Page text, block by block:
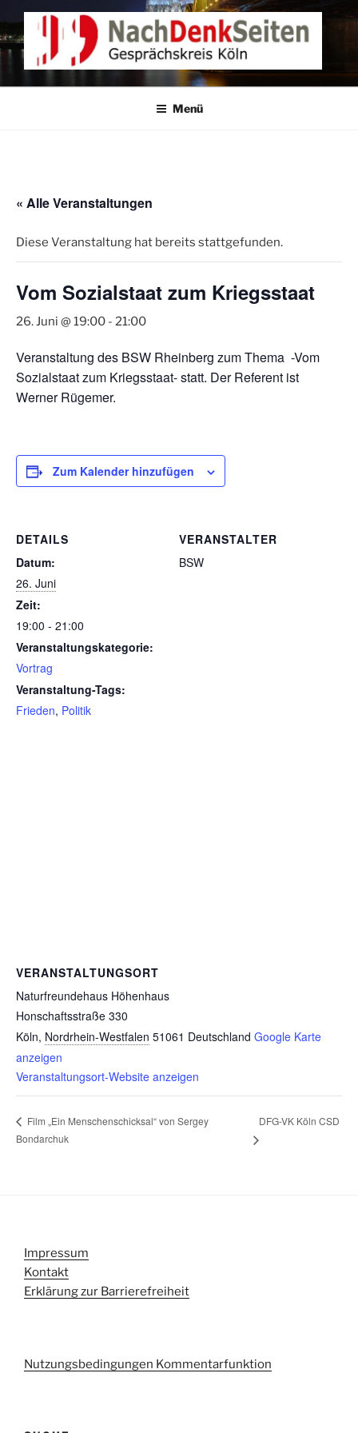
Zum
springen
NACHDENKEN IN KÖLN
Gesprächskreis Köln
Menü
« Alle Veranstaltungen
Diese Veranstaltung hat bereits stattgefunden.
Vom Sozialstaat zum Kriegsstaat
26. Juni @ 19:00 - 21:00
Veranstaltung des BSW Rheinberg zum Thema -Vom
Sozialstaat zum Kriegsstaat- statt. Der Referent ist
Werner Rügemer.
Zum Kalender hinzufügen
DETAILS
Datum:
26. Juni
Zeit:
19:00 - 21:00
Veranstaltungskategorie:
Vortrag
Veranstaltung-Tags:
Frieden, Politik
VERANSTALTER
BSW
VERANSTALTUNGSORT
Naturfreundehaus Höhenhaus
Honschaftsstraße 330
Köln, Nordrhein-Westfalen 51061 Deutschland Google Karte
anzeigen
Veranstaltungsort-Website anzeigen
Film „Ein Menschenschicksal“ von Sergey
Bondarchuk
DFG-VK Köln CSD
Impressum
Kontakt
Erklärung zur Barrierefreiheit
Nutzungsbedingungen Kommentarfunktion